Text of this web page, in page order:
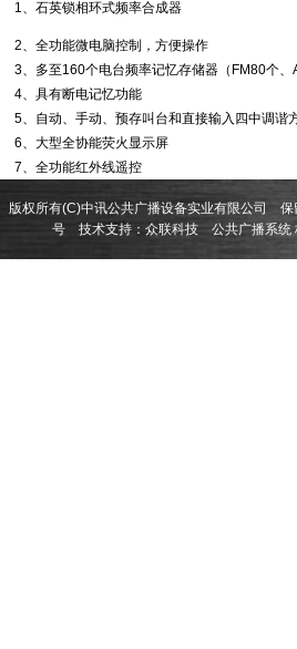
1、石英锁相环式频率合成器
2、全功能微电脑控制，方便操作
3、多至160个电台频率记忆存储器（FM80个、
4、具有断电记忆功能
5、自动、手动、预存叫台和直接输入四中调谐
6、大型全协能荧火显示屏
7、全功能红外线遥控
版权所有(C)中讯公共广播设备实业有限公司
号 技术支持： 众联科技 公共广播系统